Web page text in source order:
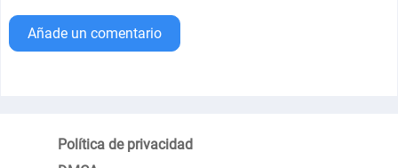
Añade un comentario
Política de privacidad